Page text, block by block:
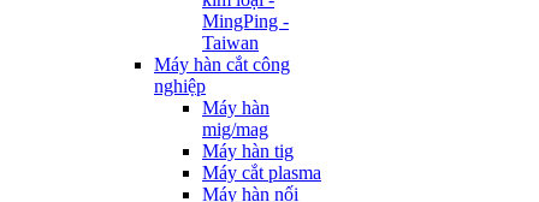
MingPing -
Taiwan
Máy hàn cắt công
nghiệp
Máy hàn
mig/mag
Máy hàn tig
Máy cắt plasma
Máy hàn nối